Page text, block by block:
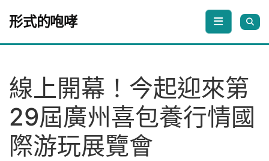
形式的咆哮
線上開幕！今起迎來第
29屆廣州喜包養行情國
際游玩展覽會